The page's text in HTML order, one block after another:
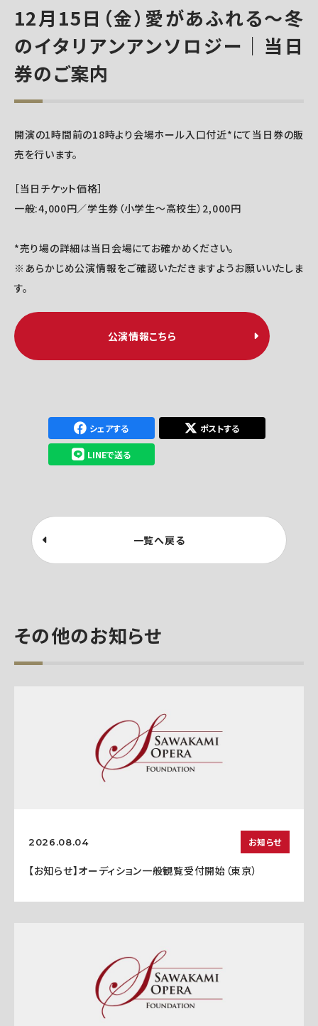
12月15日（金）愛があふれる～冬
のイタリアンアンソロジー｜当日
券のご案内
開演の1時間前の18時より会場ホール入口付近*にて当日券の販
売を行います。
［当日チケット価格］
一般:4,000円／学生券（小学生～高校生）2,000円
*売り場の詳細は当日会場にてお確かめください。
※あらかじめ公演情報をご確認いただきますようお願いいたしま
す。
公演情報こちら
シェアする ポストする
LINEで送る
一覧へ戻る
その他のお知らせ
2026.08.04 お知らせ
【お知らせ】オーディション一般観覧受付開始（東京）